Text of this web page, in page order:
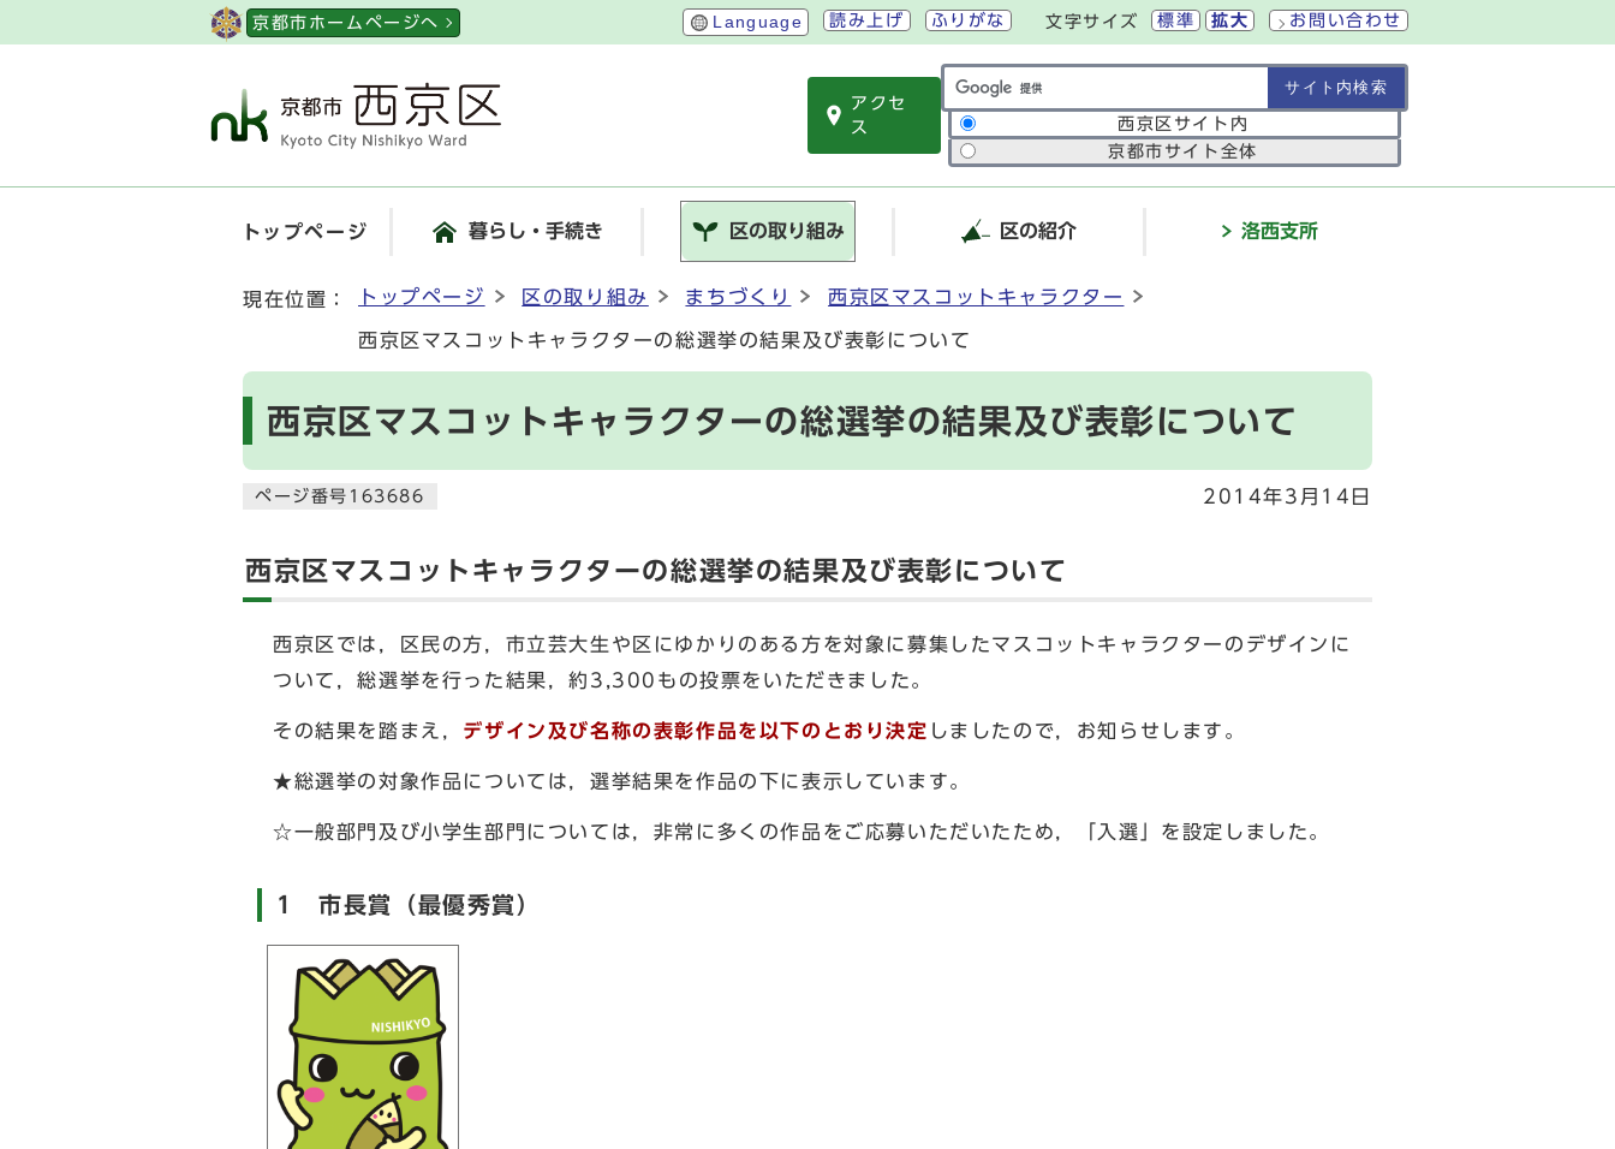
京都市ホームページへ Language 読み上げ ふりがな 文字サイズ 標準 拡大 お問い合わせ
アクセ
ス
サイト内検索の範囲
西京区サイト内
京都市サイト全体
トップページ 暮らし・手続き 区の取り組み 区の紹介 洛西支所
現在位置： トップページ 区の取り組み まちづくり 西京区マスコットキャラクター
西京区マスコットキャラクターの総選挙の結果及び表彰について
西京区マスコットキャラクターの総選挙の結果及び表彰について
ページ番号163686 2014年3月14日
西京区マスコットキャラクターの総選挙の結果及び表彰について
西京区では，区民の方，市立芸大生や区にゆかりのある方を対象に募集したマスコットキャラクターのデザインに
ついて，総選挙を行った結果，約3,300もの投票をいただきました。
その結果を踏まえ， デザイン及び名称の表彰作品を以下のとおり決定 しましたので，お知らせします。
★総選挙の対象作品については，選挙結果を作品の下に表示しています。
☆一般部門及び小学生部門については，非常に多くの作品をご応募いただいたため，「入選」を設定しました。
1 市長賞（最優秀賞）